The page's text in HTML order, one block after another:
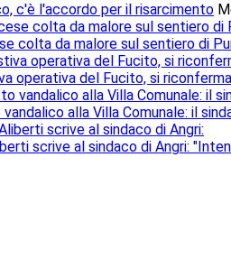
c'è l'accordo per il risarcimento
colta da malore sul sentiero di
operativa del Fucito, si
alla Villa Comunale: il
scrive al sindaco di Angri: